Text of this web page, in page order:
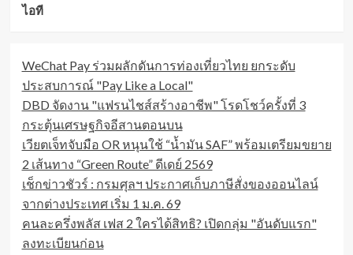
ไอที
WeChat Pay ร่วมผลักดันการท่องเที่ยวไทย ยกระดับ
ประสบการณ์ "Pay Like a Local"
DBD จัดงาน "แฟรนไชส์สร้างอาชีพ" โรดโชว์ครั้งที่ 3
กระตุ้นเศรษฐกิจอีสานตอนบน
เวียตเจ็ทจับมือ OR หนุนใช้ “น้ำมัน SAF” พร้อมเตรียมขยาย
2 เส้นทาง “Green Route” ดีเดย์ 2569
เช็กข่าวชัวร์ : กรมศุลฯ ประกาศเก็บภาษีสั่งของออนไลน์
จากต่างประเทศ เริ่ม 1 ม.ค. 69
คนละครึ่งพลัส เฟส 2 ใครได้สิทธิ? เปิดกลุ่ม "อันดับแรก"
ลงทะเบียนก่อน